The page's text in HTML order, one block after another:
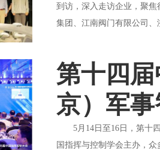
到访，深入走访企业，聚
集团、江南阀门有限公司
第十四
京）军
5月14日至16日，第十四
国指挥与控制学会主办，